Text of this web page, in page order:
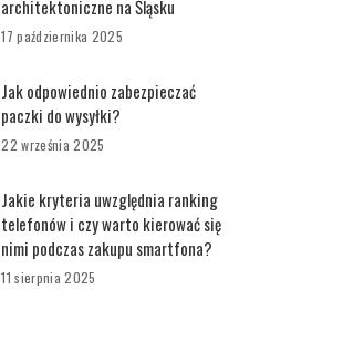
architektoniczne na Śląsku
17 października 2025
Jak odpowiednio zabezpieczać
paczki do wysyłki?
22 września 2025
Jakie kryteria uwzględnia ranking
telefonów i czy warto kierować się
nimi podczas zakupu smartfona?
11 sierpnia 2025